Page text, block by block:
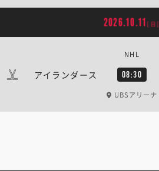
2026.10.11 [日]
アイランダース 08:30
NHL
UBSアリーナ